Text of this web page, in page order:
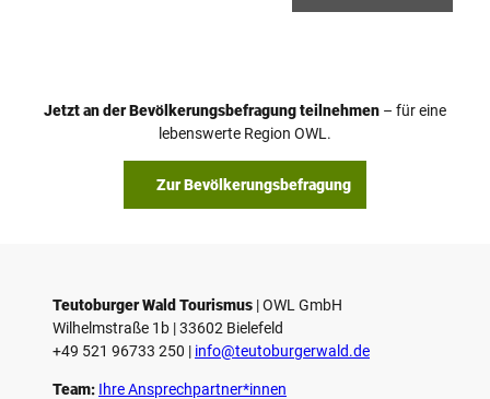
Jetzt an der Bevölkerungsbefragung teilnehmen– für eine
lebenswerte Region OWL.
Zur Bevölkerungsbefragung
Teutoburger Wald Tourismus | ­OWL GmbH
Wilhelmstraße 1b | ­33602 Bielefeld
+49 521 96733 250 | ­info@teutoburgerwald.de
Team: Ihre Ansprechpartner*innen